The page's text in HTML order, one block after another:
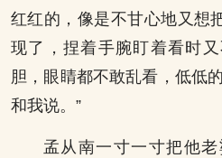
红红的，像是不甘心地又想
现了，捏着手腕盯着看时
胆，眼睛都不敢乱看，低低
和我说。”
孟从南一寸一寸把他